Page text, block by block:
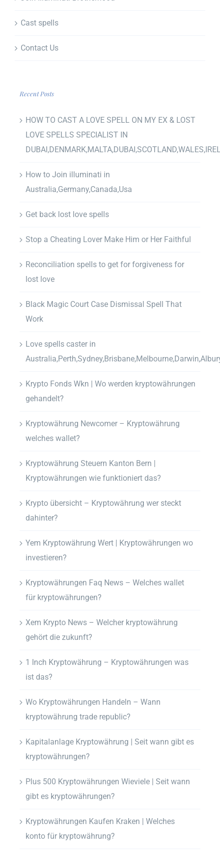
Cast spells
Contact Us
Recent Posts
HOW TO CAST A LOVE SPELL ON MY EX & LOST
LOVE SPELLS SPECIALIST IN
How to Join illuminati in
Australia,Germany,Canada,Usa
Get back lost love spells
Stop a Cheating Lover Make Him or Her Faithful
Reconciliation spells to get for forgiveness for
lost love
Black Magic Court Case Dismissal Spell That
Work
Love spells caster in
Krypto Fonds Wkn | Wo werden kryptowährungen
gehandelt?
Kryptowährung Newcomer – Kryptowährung
welches wallet?
Kryptowährung Steuern Kanton Bern |
Kryptowährungen wie funktioniert das?
Krypto übersicht – Kryptowährung wer steckt
dahinter?
Yem Kryptowährung Wert | Kryptowährungen wo
investieren?
Kryptowährungen Faq News – Welches wallet
für kryptowährungen?
Xem Krypto News – Welcher kryptowährung
gehört die zukunft?
1 Inch Kryptowährung – Kryptowährungen was
ist das?
Wo Kryptowährungen Handeln – Wann
kryptowährung trade republic?
Kapitalanlage Kryptowährung | Seit wann gibt es
kryptowährungen?
Plus 500 Kryptowährungen Wieviele | Seit wann
gibt es kryptowährungen?
Kryptowährungen Kaufen Kraken | Welches
konto für kryptowährung?